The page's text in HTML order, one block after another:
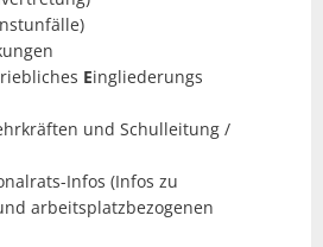
Eingliederungs
und Schulleitung /
Infos (Infos zu
arbeitsplatzbezogenen